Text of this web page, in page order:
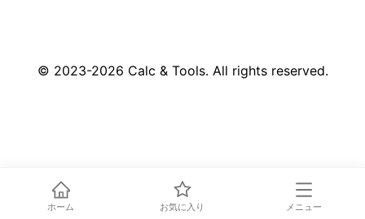
ホーム お気に入り メニュー
© 2023-2026 Calc & Tools. All rights reserved.